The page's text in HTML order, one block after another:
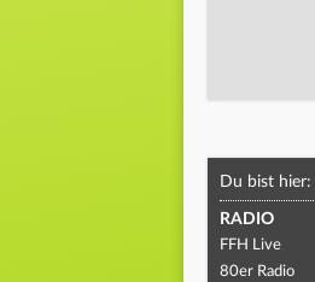
Du bist hier:
RADIO
FFH Live
80er Radio